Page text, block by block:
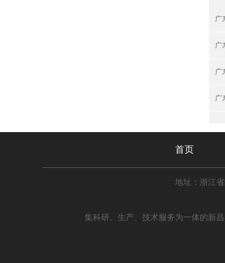
广
广
广
广
首页
地址：浙江
集科研、生产、技术服务为一体的新